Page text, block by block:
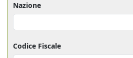
Nazione
Codice Fiscale